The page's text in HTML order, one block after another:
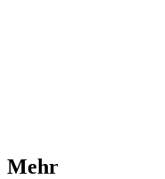
Mehr